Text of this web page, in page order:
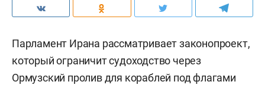
Парламент Ирана рассматривает законопроект,
который ограничит судоходство через
Ормузский пролив для кораблей под флагами